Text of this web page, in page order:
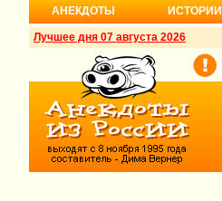
АНЕКДОТЫ ИСТОРИИ
Лучшее дня 07 августа 2026